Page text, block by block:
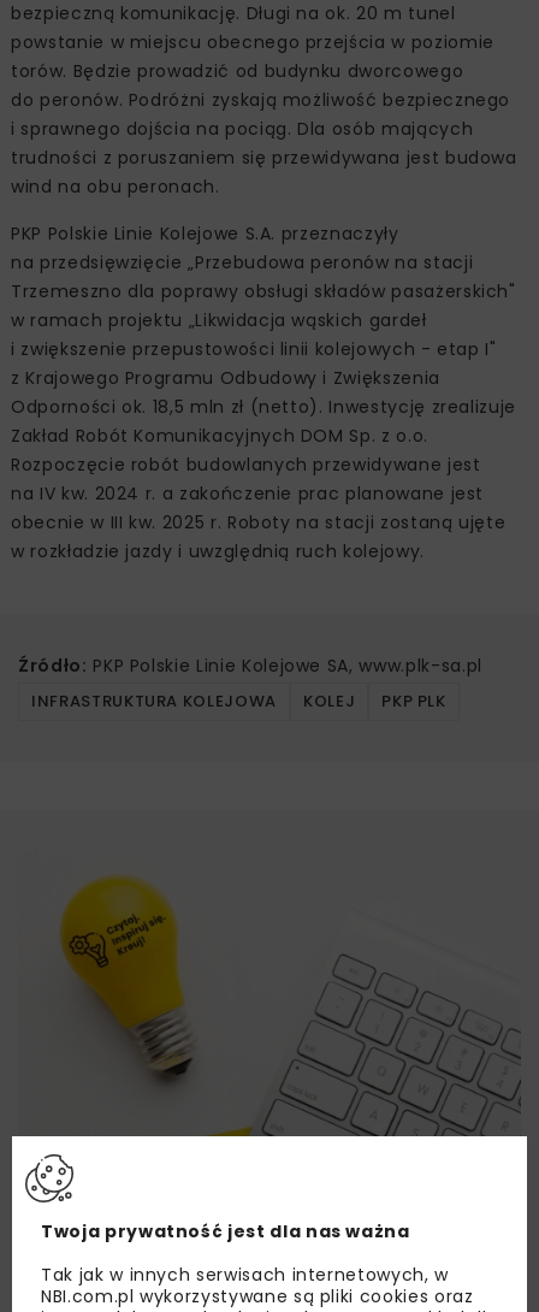
bezpieczną komunikację. Długi na ok. 20 m tunel
powstanie w miejscu obecnego przejścia w poziomie
torów. Będzie prowadzić od budynku dworcowego
do peronów. Podróżni zyskają możliwość bezpiecznego
i sprawnego dojścia na pociąg. Dla osób mających
trudności z poruszaniem się przewidywana jest budowa
wind na obu peronach.
PKP Polskie Linie Kolejowe S.A. przeznaczyły
na przedsięwzięcie „Przebudowa peronów na stacji
Trzemeszno dla poprawy obsługi składów pasażerskich"
w ramach projektu „Likwidacja wąskich gardeł
i zwiększenie przepustowości linii kolejowych - etap I"
z Krajowego Programu Odbudowy i Zwiększenia
Odporności ok. 18,5 mln zł (netto). Inwestycję zrealizuje
Zakład Robót Komunikacyjnych DOM Sp. z o.o.
Rozpoczęcie robót budowlanych przewidywane jest
na IV kw. 2024 r. a zakończenie prac planowane jest
obecnie w III kw. 2025 r. Roboty na stacji zostaną ujęte
w rozkładzie jazdy i uwzględnią ruch kolejowy.
Źródło: PKP Polskie Linie Kolejowe SA, www.plk-sa.pl
INFRASTRUKTURA KOLEJOWA KOLEJ PKP PLK
Twoja prywatność jest dla nas ważna
Tak jak w innych serwisach internetowych, w
NBI.com.pl wykorzystywane są pliki cookies oraz